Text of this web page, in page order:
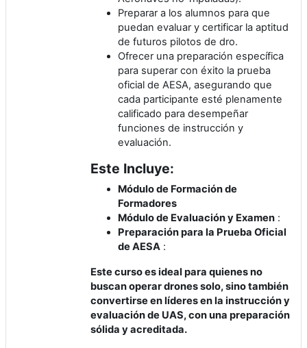
Preparar a los alumnos para que
puedan evaluar y certificar la aptitud
de futuros pilotos de dro.
Ofrecer una preparación específica
para superar con éxito la prueba
oficial de AESA, asegurando que
cada participante esté plenamente
calificado para desempeñar
funciones de instrucción y
evaluación.
Este Incluye:
Módulo de Formación de
Formadores
Módulo de Evaluación y Examen :
Preparación para la Prueba Oficial
de AESA :
Este curso es ideal para quienes no
buscan operar drones solo, sino también
convertirse en líderes en la instrucción y
evaluación de UAS, con una preparación
sólida y acreditada.